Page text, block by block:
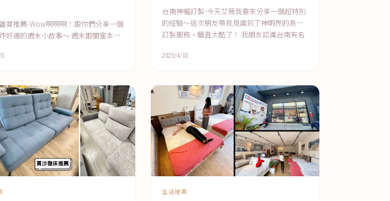
賞推薦-Wow啊啊啊！跟你們分享一個
好運的週末小故事～ 週末跟閨蜜本來
超可愛的小店：大手玩具屋
台南神帽訂製-今天艾薇我要來分享一個超特別
的經驗～這次朋友帶我見識到了神明界的高級
訂製服務，簡直太酷了！ 我朋友認識台南有名
2025/4/18
生活提案